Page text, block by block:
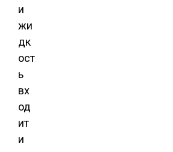
и
жи
дк
ост
ь
вх
од
ит
и